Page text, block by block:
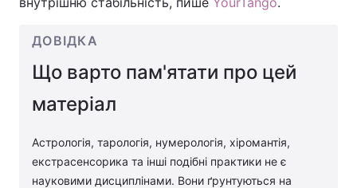
Економіка
Спорт
Зброя Інциденти
ДОВІДКА
Що варто пам'ятати про цей
матеріал
Астрологія, тарологія, нумерологія, хіромантія,
екстрасенсорика та інші подібні практики не є
науковими дисциплінами. Вони ґрунтуються на